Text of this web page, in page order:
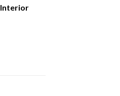
Interior